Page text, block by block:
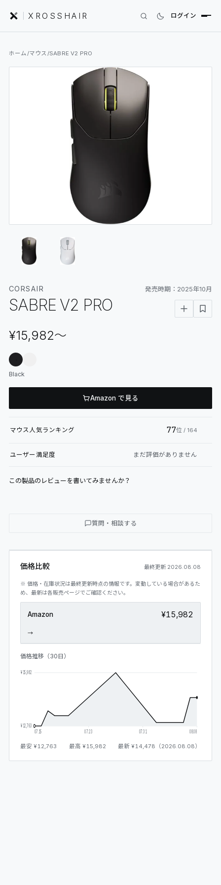
XROSSHAIR ログイン
編集部レビュー
セットアップ
マイページ
ホーム/マウス /SABRE V2 PRO
CORSAIR 発売時期： 2025年10月
SABRE V2 PRO
¥15,982〜
Black
Amazon で見る
マウス 人気ランキング 77位 / 164
ユーザー満足度 まだ評価がありません
この製品のレビューを書いてみませんか？
質問・相談する
価格比較 最終更新 2026.08.08
※ 価格・在庫状況は最終更新時点の情報です。変動している場合があるた
め、最新は各販売ページでご確認ください。
Amazon ¥15,982
→
価格推移（30日）
¥15,982
¥12,763
07.15
07.23 07.31 08.08
最安 ¥12,763 最高 ¥15,982 最新 ¥14,478 （2026.08.08）